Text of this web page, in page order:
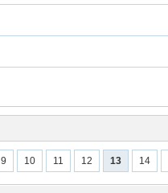
9 10 11 12 13 14